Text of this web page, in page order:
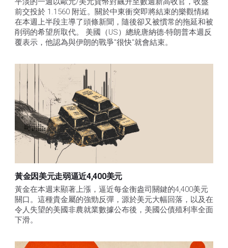
前交投於 1.1560 附近。關於中東衝突即將結束的樂觀情緒
在本週上半段主導了頭條新聞，隨後卻又被慣常的拖延和被
削弱的希望所取代。 美國（US）總統唐納德-特朗普本週反
覆表示，他認為與伊朗的戰爭"很快"就會結束。
黃金因美元走弱逼近4,400美元
黃金在本週末顯著上漲，逼近每金衡盎司關鍵的4,400美元
關口。這種貴金屬的強勁反彈，源於美元大幅回落，以及在
令人失望的美國非農就業數據公布後，美國公債殖利率全面
下滑。